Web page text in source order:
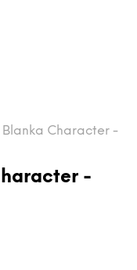
Blanka Character -
-